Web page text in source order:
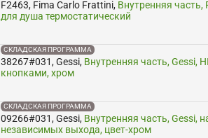
F2463, Fima Carlo Frattini, Внутренняя часть,
для душа термостатический
СКЛАДСКАЯ ПРОГРАММА
38267#031,Gessi, Внутренняя часть, Gessi,
кнопками, хром
СКЛАДСКАЯ ПРОГРАММА
09266#031,Gessi, Внутренняя часть, Gessi,
независимых выхода, цвет-хром